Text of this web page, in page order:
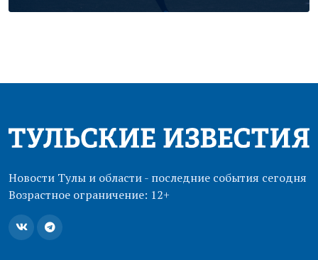
Новости Тулы и области - последние события сегодня
Возрастное ограничение: 12+